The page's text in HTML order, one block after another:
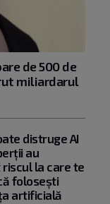
de 500 de
miliardarul
distruge AI
au
la care te
folosești
artificială